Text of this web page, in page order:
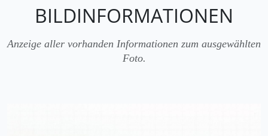
BILDINFORMATIONEN
Anzeige aller vorhanden Informationen zum ausgewählten
Foto.